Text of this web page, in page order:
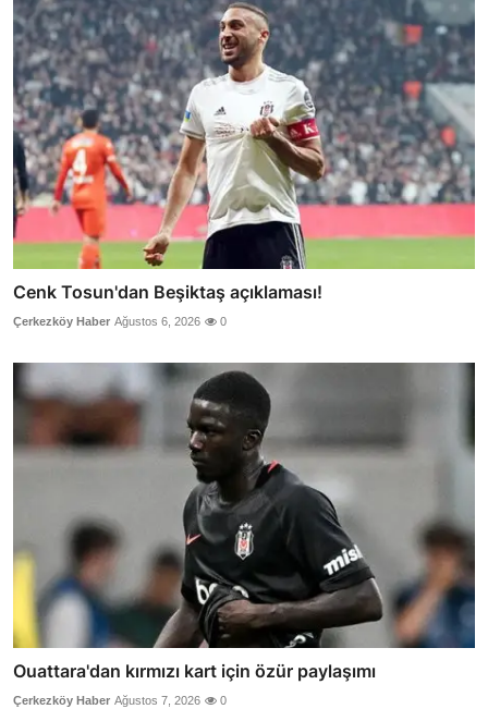
Cenk Tosun'dan Beşiktaş açıklaması!
Çerkezköy Haber Ağustos 6, 2026 0
Ouattara'dan kırmızı kart için özür paylaşımı
Çerkezköy Haber Ağustos 7, 2026 0